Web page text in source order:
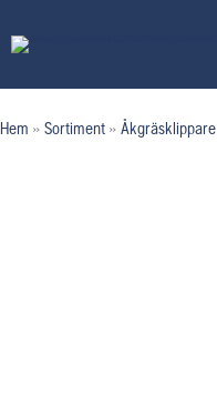
till
Hem » Sortiment » Åkgräsklippare